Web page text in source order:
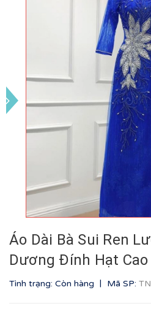
Áo Dài Bà Sui Ren
Dương Đính Hạt Cao
Tình trạng: Còn hàng | Mã SP: